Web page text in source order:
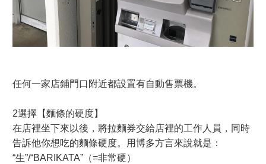
任何一家店鋪門口附近都設置有自動售票機。
2選擇【麵條的硬度】
在店裡坐下來以後，將拉麵券交給店裡的工作人員，同時
告訴他你想吃的麵條硬度。用博多方言來說就是：
“生”/“BARIKATA”（=非常硬）